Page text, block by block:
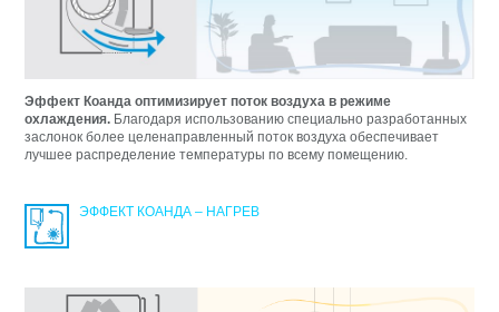
Эффект Коанда оптимизирует поток воздуха в режиме
охлаждения. Благодаря использованию специально разработанных
заслонок более целенаправленный поток воздуха обеспечивает
лучшее распределение температуры по всему помещению.
ЭФФЕКТ КОАНДА – НАГРЕВ